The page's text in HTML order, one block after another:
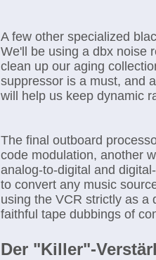
A few other specialized
We'll be using a dbx noise
clean up our aging
suppressor is a must, and
will help us keep dynamic
The final outboard
code modulation, another
analog-to-digital and
to convert any music
using the VCR strictly as a
faithful tape dubbings of
Der "Killer"-